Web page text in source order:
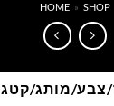
HOME » SHOP
צבע/מותג/